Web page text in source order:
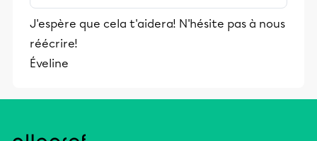
stimulants, Alloprof engage les élèves
et leurs parents dans la réussite
éducative.
J'espère que cela t'aidera! N'hésite pas à nous
réécrire!
Éveline